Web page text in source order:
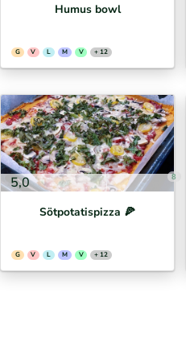
Humus bowl
G V L M V + 12
5,0 8
Sötpotatispizza 🍕⁣
G V L M V + 12